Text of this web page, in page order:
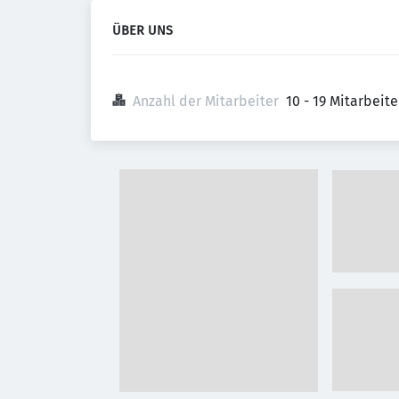
ÜBER UNS
Anzahl der Mitarbeiter 10 - 19